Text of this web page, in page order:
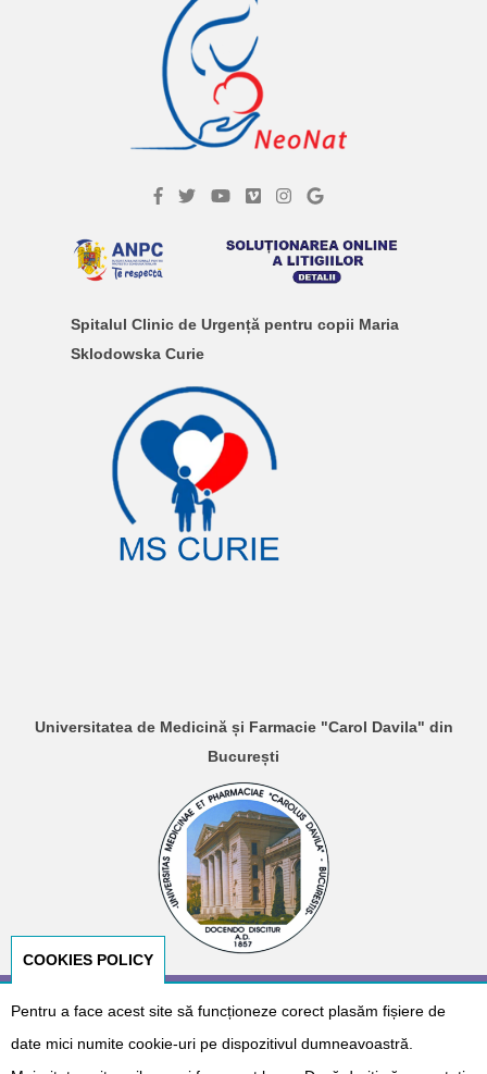
Spitalul Clinic de Urgență pentru copii Maria
Sklodowska Curie
Universitatea de Medicină și Farmacie "Carol Davila" din
București
© Copyright 2026 E-NeoNat. Designed byDr. Cătălin Gabriel
COOKIES POLICY
Pentru a face acest site să funcționeze corect plasăm fișiere de
date mici numite cookie-uri pe dispozitivul dumneavoastră.